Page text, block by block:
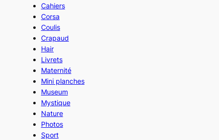
Cahiers
Corsa
Coulis
Crapaud
Hair
Livrets
Maternité
Mini planches
Museum
Mystique
Nature
Photos
Sport